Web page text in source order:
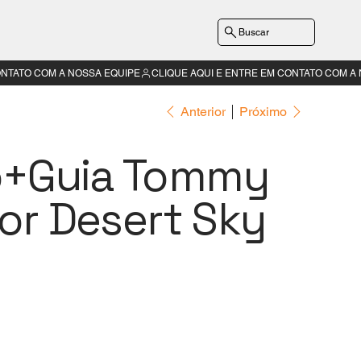
Buscar
Anterior Próximo
Tommy
Desert Sky